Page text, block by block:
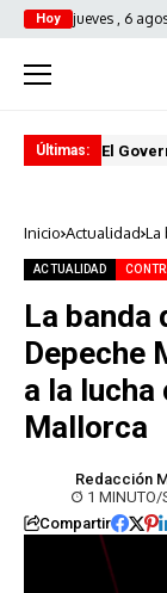
Hoy jueves , 6
Últimas: El
Inicio Actualidad La
ACTUALIDAD
La banda
Depeche
a la
Mallorca
Redacción
1 MINUTO/
Compartir